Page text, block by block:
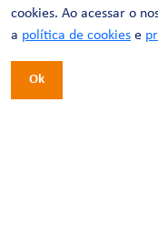
cookies. Ao acessar o
a política de cookies e
Ok